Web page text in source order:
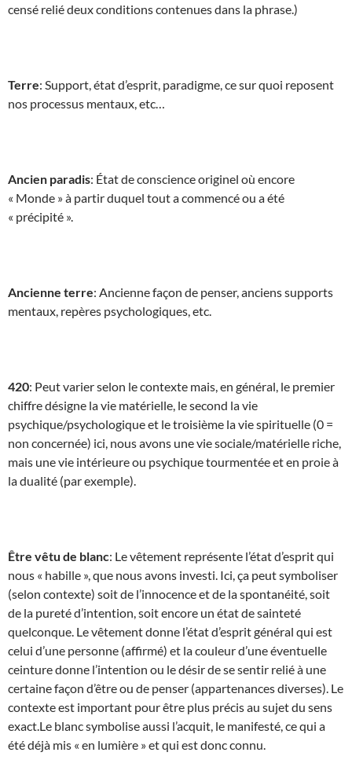
censé relié deux conditions contenues dans la phrase.)
Terre: Support, état d’esprit, paradigme, ce sur quoi reposent
nos processus mentaux, etc…
Ancien paradis: État de conscience originel où encore
« Monde » à partir duquel tout a commencé ou a été
« précipité ».
Ancienne terre: Ancienne façon de penser, anciens supports
mentaux, repères psychologiques, etc.
420: Peut varier selon le contexte mais, en général, le premier
chiffre désigne la vie matérielle, le second la vie
psychique/psychologique et le troisième la vie spirituelle (0 =
non concernée) ici, nous avons une vie sociale/matérielle riche,
mais une vie intérieure ou psychique tourmentée et en proie à
la dualité (par exemple).
Être vêtu de blanc: Le vêtement représente l’état d’esprit qui
nous « habille », que nous avons investi. Ici, ça peut symboliser
(selon contexte) soit de l’innocence et de la spontanéité, soit
de la pureté d’intention, soit encore un état de sainteté
quelconque. Le vêtement donne l’état d’esprit général qui est
celui d’une personne (affirmé) et la couleur d’une éventuelle
ceinture donne l’intention ou le désir de se sentir relié à une
certaine façon d’être ou de penser (appartenances diverses). Le
contexte est important pour être plus précis au sujet du sens
exact.Le blanc symbolise aussi l’acquit, le manifesté, ce qui a
été déjà mis « en lumière » et qui est donc connu.